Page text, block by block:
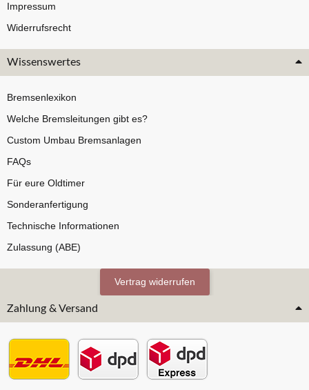
Impressum
Widerrufsrecht
Wissenswertes
Bremsenlexikon
Welche Bremsleitungen gibt es?
Custom Umbau Bremsanlagen
FAQs
Für eure Oldtimer
Sonderanfertigung
Technische Informationen
Zulassung (ABE)
Vertrag widerrufen
Zahlung & Versand